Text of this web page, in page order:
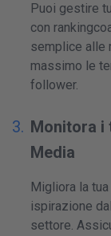
Puoi gestire
con
semplice alle
massimo le
follower.
Monitora i
Media
Migliora la
ispirazione
settore.